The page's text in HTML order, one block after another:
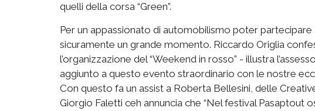
quelli della corsa “Green”.
Per un appassionato di automobilismo poter partecipare
sicuramente un grande momento. Riccardo Origlia
l’organizzazione del“Weekend in rosso” - illustra
aggiunto a questo evento straordinario con le nostre
Con questo fa un assist a Roberta Bellesini, delle
Giorgio Faletti ceh annuncia che “Nel festival Pasaptout